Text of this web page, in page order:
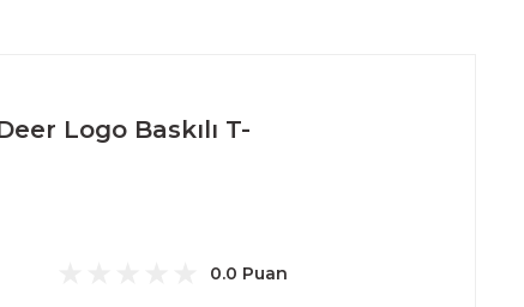
Logo Baskılı T-
0.0 Puan